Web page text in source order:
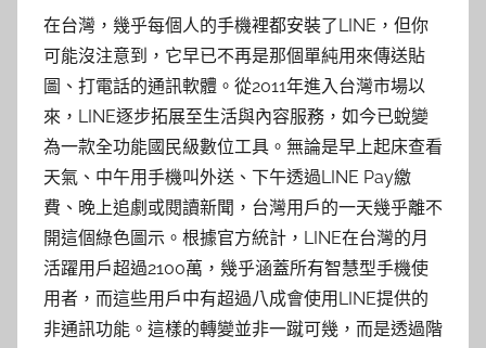
在台灣，幾乎每個人的手機裡都安裝了LINE，但你
可能沒注意到，它早已不再是那個單純用來傳送貼
圖、打電話的通訊軟體。從2011年進入台灣市場以
來，LINE逐步拓展至生活與內容服務，如今已蛻變
為一款全功能國民級數位工具。無論是早上起床查看
天氣、中午用手機叫外送、下午透過LINE Pay繳
費、晚上追劇或閱讀新聞，台灣用戶的一天幾乎離不
開這個綠色圖示。根據官方統計，LINE在台灣的月
活躍用戶超過2100萬，幾乎涵蓋所有智慧型手機使
用者，而這些用戶中有超過八成會使用LINE提供的
非通訊功能。這樣的轉變並非一蹴可幾，而是透過階